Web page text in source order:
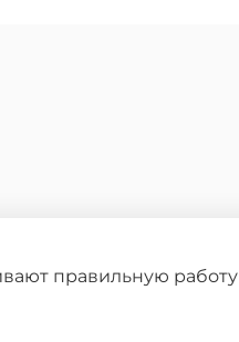
правильную работу